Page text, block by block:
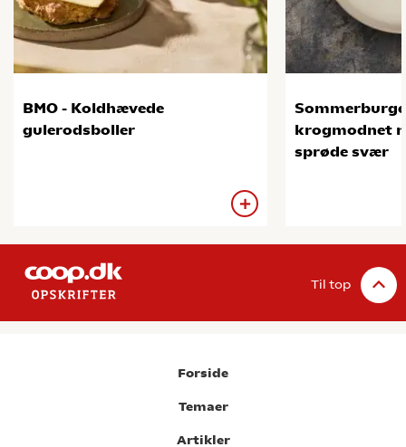
BMO - Koldhævede
gulerodsboller
krogmodnet
sprøde svær
Til top
Forside
Temaer
Artikler